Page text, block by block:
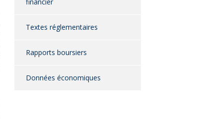
Textes réglementaires
Rapports boursiers
Données économiques